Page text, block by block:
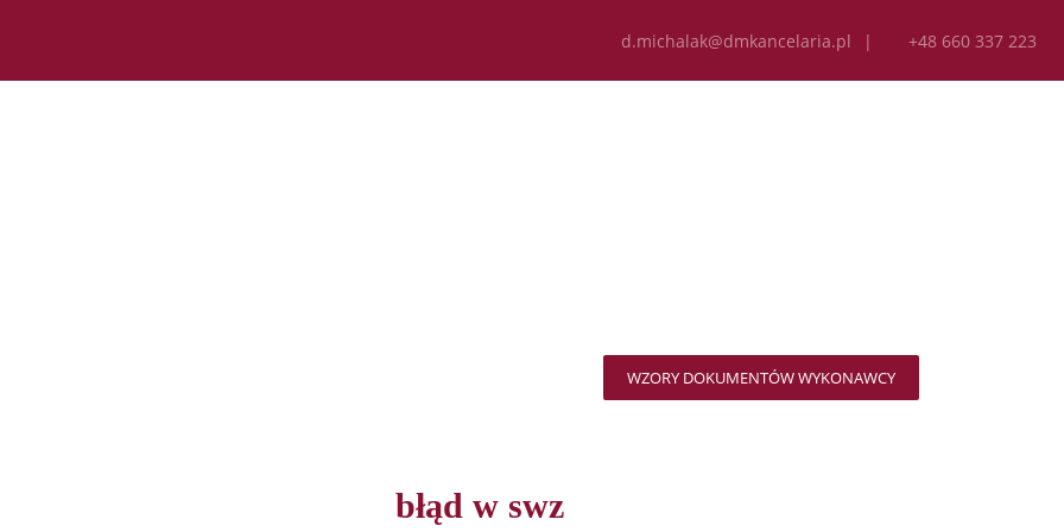
d.michalak@dmkancelaria.pl | +48 660 337 223
WZORY DOKUMENTÓW WYKONAWCY
błąd w swz